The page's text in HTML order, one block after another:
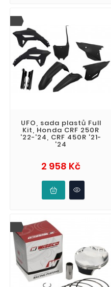
UFO, sada plastů Full
Kit, Honda CRF 250R
'22-'24, CRF 450R '21-
'24
2 958 KčCena